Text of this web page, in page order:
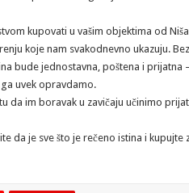
kupovati u vašim objektima od
koje nam svakodnevno ukazuju.
bude jednostavna, poštena i prijatna
uvek opravdamo.
da im boravak u zavičaju učinimo
da je sve što je rečeno istina i